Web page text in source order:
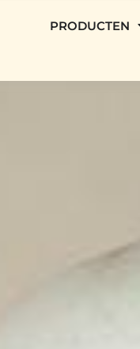
PRODUCTEN